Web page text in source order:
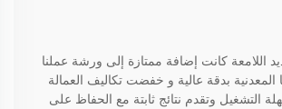
اللامعة كانت إضافة ممتازة إلى ورشة عملنا
المعدنية بدقة عالية و خفضت تكاليف العمالة
التشغيل وتقدم نتائج ثابتة مع الحفاظ على